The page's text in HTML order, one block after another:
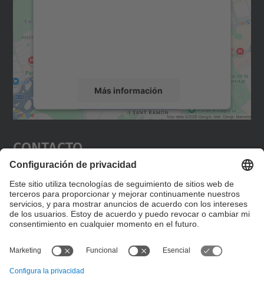
Más información
Aceptar
powered by
Contacto
Editad en la página "Contacto personalizado", que
encontraréis en la raíz de español, vuestros datos
personalizados de contacto.
Formulario de contacto